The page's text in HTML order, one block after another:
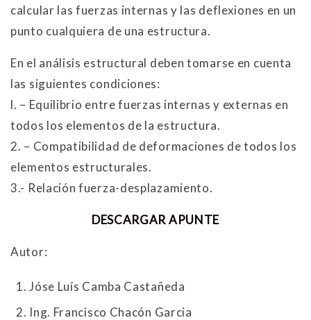
calcular las fuerzas internas y las deflexiones en un
punto cualquiera de una estructura.
En el análisis estructural deben tomarse en cuenta
las siguientes condiciones:
l. – Equilibrio entre fuerzas internas y externas en
todos los elementos de la estructura.
2. – Compatibilidad de deformaciones de todos los
elementos estructurales.
3.- Relación fuerza-desplazamiento.
DESCARGAR APUNTE
Autor:
Jóse Luís Camba Castañeda
Ing. Francisco Chacón Garcia